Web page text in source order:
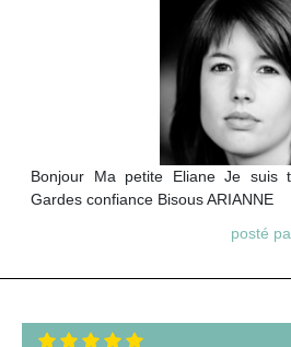
Bonjour Ma petite Eliane Je suis
Gardes confiance Bisous ARIANNE
posté